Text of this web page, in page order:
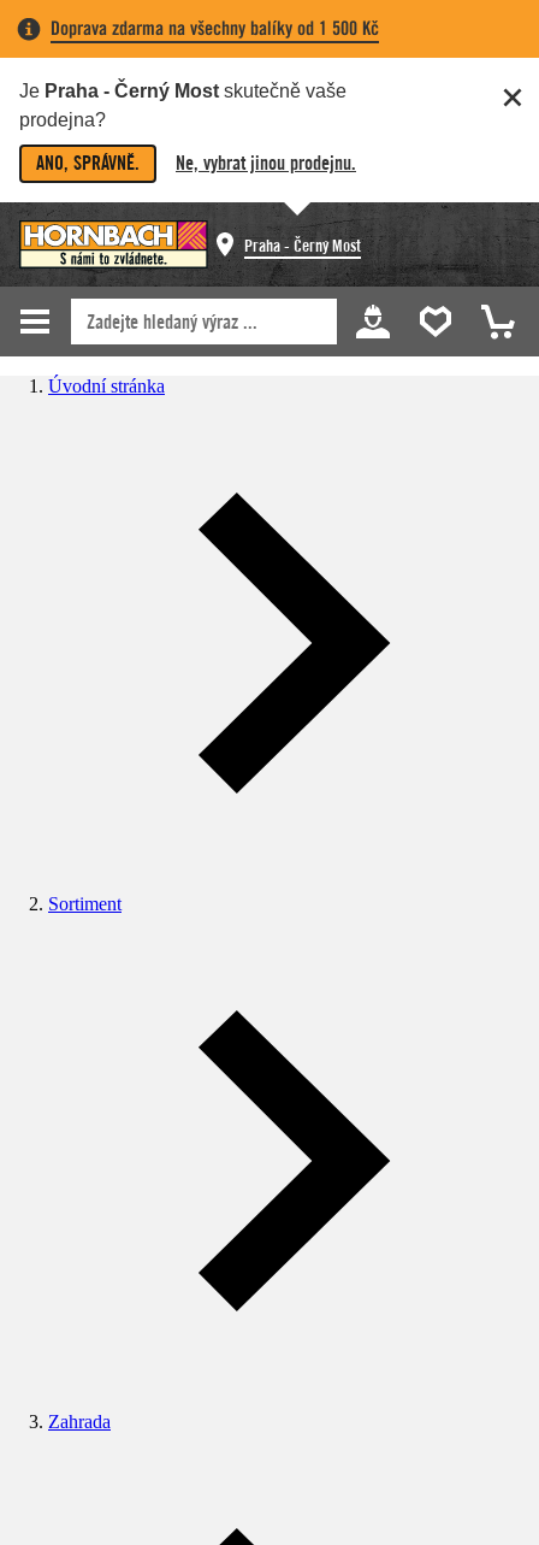
Doprava zdarma na všechny balíky od 1 500 Kč
Je Praha - Černý Most skutečně vaše
prodejna?
ANO, SPRÁVNĚ. Ne, vybrat jinou prodejnu.
Praha - Černý Most
Úvodní stránka
Sortiment
Zahrada